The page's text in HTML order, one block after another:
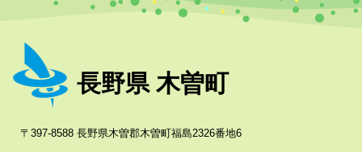
長野県 木曽町
〒397-8588 長野県木曽郡木曽町福島2326番地6